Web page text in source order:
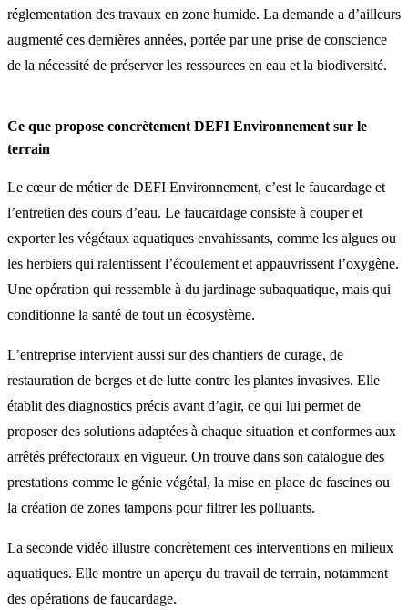
réglementation des travaux en zone humide. La demande a d’ailleurs
augmenté ces dernières années, portée par une prise de conscience
de la nécessité de préserver les ressources en eau et la biodiversité.
Ce que propose concrètement DEFI Environnement sur le
terrain
Le cœur de métier de DEFI Environnement, c’est le faucardage et
l’entretien des cours d’eau. Le faucardage consiste à couper et
exporter les végétaux aquatiques envahissants, comme les algues ou
les herbiers qui ralentissent l’écoulement et appauvrissent l’oxygène.
Une opération qui ressemble à du jardinage subaquatique, mais qui
conditionne la santé de tout un écosystème.
L’entreprise intervient aussi sur des chantiers de curage, de
restauration de berges et de lutte contre les plantes invasives. Elle
établit des diagnostics précis avant d’agir, ce qui lui permet de
proposer des solutions adaptées à chaque situation et conformes aux
arrêtés préfectoraux en vigueur. On trouve dans son catalogue des
prestations comme le génie végétal, la mise en place de fascines ou
la création de zones tampons pour filtrer les polluants.
La seconde vidéo illustre concrètement ces interventions en milieux
aquatiques. Elle montre un aperçu du travail de terrain, notamment
des opérations de faucardage.